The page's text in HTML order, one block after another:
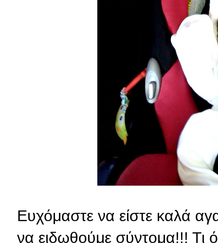
Ευχόμαστε να είστε καλά
να ειδωθούμε σύντομα!!! Τι